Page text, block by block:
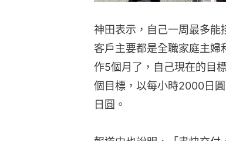
神田表示，自己一周最多能
客戶主要都是全職家庭主婦
作5個月了，自己現在的目
個目標，以每小時2000日
日圓。